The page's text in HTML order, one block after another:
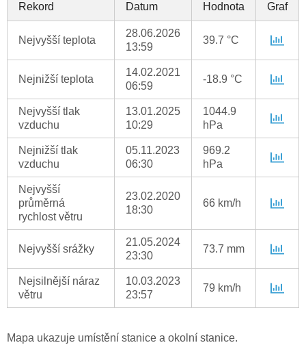
Rekord Datum Hodnota Graf
Nejvyšší teplota
28.06.2026
13:59
39.7 °C
Nejnižší teplota
14.02.2021
06:59
-18.9 °C
Nejvyšší tlak
vzduchu
13.01.2025
10:29
1044.9
hPa
Nejnižší tlak
vzduchu
05.11.2023
06:30
969.2
hPa
Nejvyšší
průměrná
rychlost větru
23.02.2020
18:30
66 km/h
Nejvyšší srážky
21.05.2024
23:30
73.7 mm
Nejsilnější náraz
větru
10.03.2023
23:57
79 km/h
Mapa ukazuje umístění stanice a okolní stanice.